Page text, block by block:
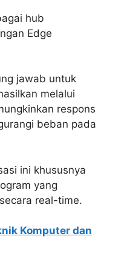
hub
Edge
jawab untuk
melalui
respons
beban pada
ini khususnya
yang
real-time.
Komputer dan